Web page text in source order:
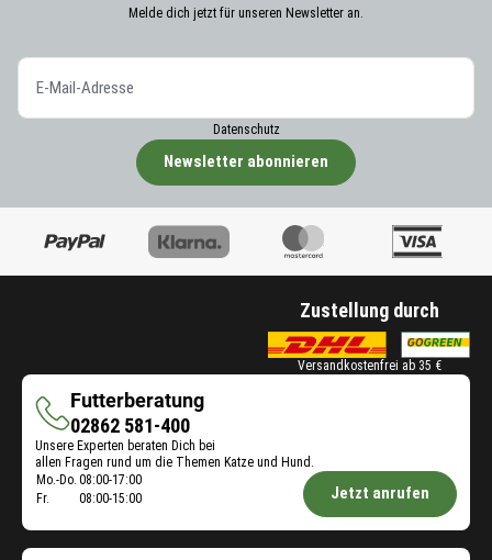
Melde dich jetzt für unseren Newsletter an.
Datenschutz
Newsletter abonnieren
Zustellung durch
Versandkostenfrei ab 35 €
Futterberatung
Futterberatung
02862 581-400
Unsere Experten beraten Dich bei
allen Fragen rund um die Themen Katze und Hund.
Öffnungszeiten
Futterberatung:
Mo.-Do. 08:00-17:00
Fr.
08:00-15:00 Jetzt anrufen